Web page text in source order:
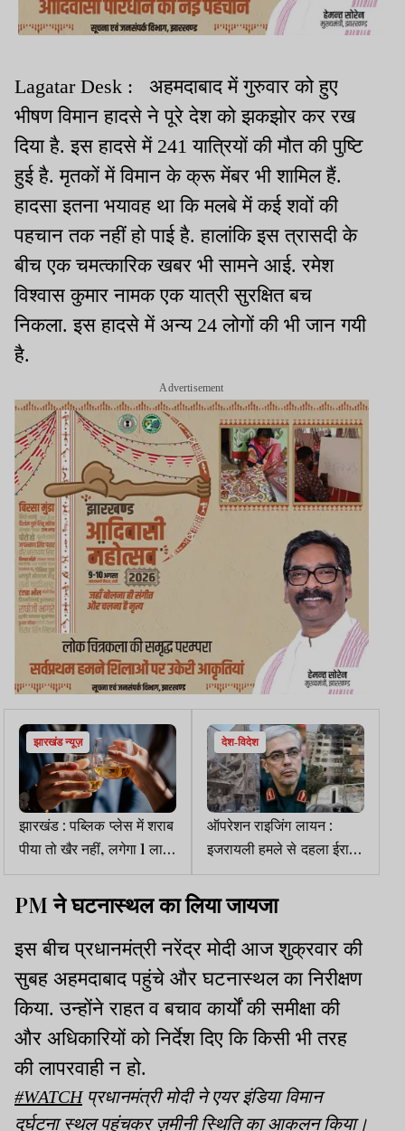
Lagatar Desk : अहमदाबाद में गुरुवार को हुए
भीषण विमान हादसे ने पूरे देश को झकझोर कर रख
दिया है. इस हादसे में 241 यात्रियों की मौत की पुष्टि
हुई है. मृतकों में विमान के क्रू मेंबर भी शामिल हैं.
हादसा इतना भयावह था कि मलबे में कई शवों की
पहचान तक नहीं हो पाई है. हालांकि इस त्रासदी के
बीच एक चमत्कारिक खबर भी सामने आई. रमेश
विश्वास कुमार नामक एक यात्री सुरक्षित बच
निकला. इस हादसे में अन्य 24 लोगों की भी जान गयी
है.
Advertisement
झारखंड न्यूज़
झारखंड : पब्लिक प्लेस में शराब
पीया तो खैर नहीं, लगेगा 1 लाख
तक जुर्माना, गाड़ी भी होगी जब्त
देश-विदेश
ऑपरेशन राइजिंग लायन :
इजरायली हमले से दहला ईरान,
परमाणु ठिकाने तबाह, मारे गये
दो टॉप जनरल और परमाणु
वैज्ञानिक
PMने घटनास्थल का लिया जायजा
इस बीच प्रधानमंत्री नरेंद्र मोदी आज शुक्रवार की
सुबह अहमदाबाद पहुंचे और घटनास्थल का निरीक्षण
किया. उन्होंने राहत व बचाव कार्यों की समीक्षा की
और अधिकारियों को निर्देश दिए कि किसी भी तरह
की लापरवाही न हो.
#WATCHप्रधानमंत्री मोदी ने एयर इंडिया विमान
दुर्घटना स्थल पहुंचकर ज़मीनी स्थिति का आकलन किया।